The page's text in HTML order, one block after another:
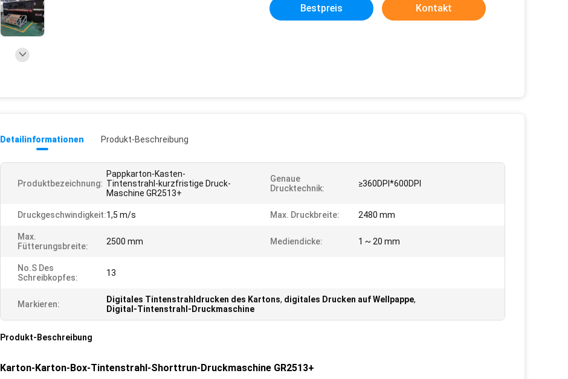
Bestpreis Kontakt
Detailinformationen Produkt-Beschreibung
Produktbezeichnung:
Pappkarton-Kasten-
Tintenstrahl-kurzfristige Druck-
Maschine GR2513+
Genaue
Drucktechnik:
≥360DPI*600DPI
Druckgeschwindigkeit:1,5 m/s Max. Druckbreite: 2480 mm
Max.
Fütterungsbreite:
2500 mm Mediendicke: 1 ~ 20 mm
No.s Des
Schreibkopfes:
13
Markieren: Digitales Tintenstrahldrucken des Kartons, digitales Drucken auf Wellpappe,
Digital-Tintenstrahl-Druckmaschine
Produkt-Beschreibung
Karton-Karton-Box-Tintenstrahl-Shorttrun-Druckmaschine GR2513+